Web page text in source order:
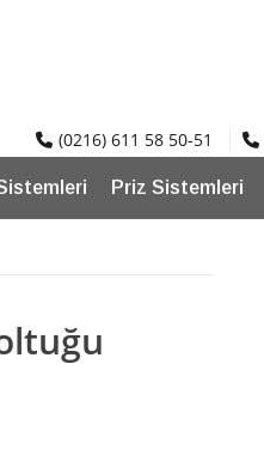
(0216) 611 58 50-51
Priz Sistemleri